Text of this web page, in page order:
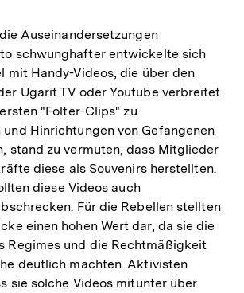
Auseinandersetzungen
schwunghafter entwickelte sich
mit Handy-Videos, die über den
Ugarit TV oder Youtube verbreitet
"Folter-Clips" zu
und Hinrichtungen von Gefangenen
stand zu vermuten, dass Mitglieder
diese als Souvenirs herstellten.
diese Videos auch
Für die Rebellen stellten
einen hohen Wert dar, da sie die
Regimes und die Rechtmäßigkeit
deutlich machten. Aktivisten
sie solche Videos mitunter über